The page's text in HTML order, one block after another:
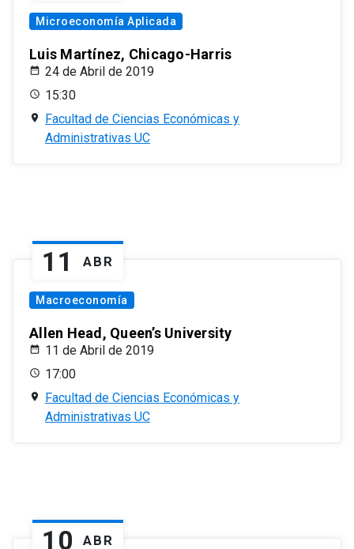
Microeconomía Aplicada
Luis Martínez, Chicago-Harris
24 de Abril de 2019
15:30
Facultad de Ciencias Económicas y
Administrativas UC
11 ABR
Macroeconomía
Allen Head, Queen’s University
11 de Abril de 2019
17:00
Facultad de Ciencias Económicas y
Administrativas UC
10 ABR